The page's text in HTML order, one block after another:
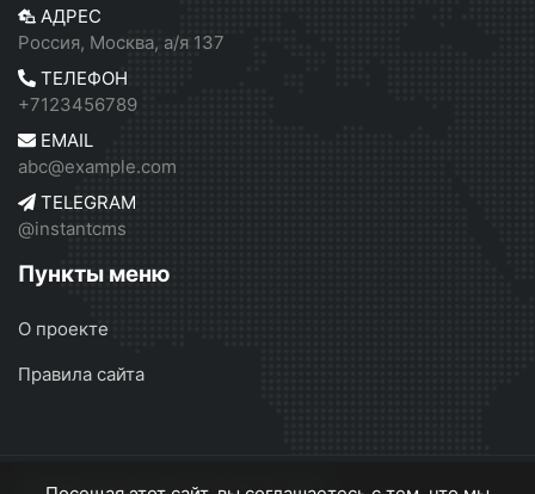
АДРЕС
Россия, Москва, а/я 137
ТЕЛЕФОН
+7123456789
EMAIL
abc@example.com
TELEGRAM
@instantcms
Пункты меню
О проекте
Правила сайта
Независимое СМИ России © 2026